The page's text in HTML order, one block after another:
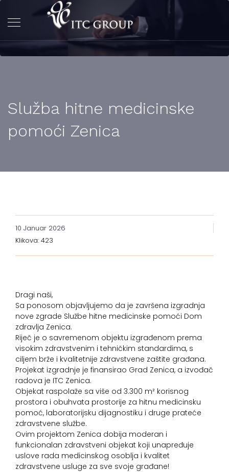
Služba hitne medicinske
pomoći Zenica
10 Januar 2026
Klikova: 423
Dragi naši,
Sa ponosom objavljujemo da je završena izgradnja
nove zgrade Službe hitne medicinske pomoći Dom
zdravlja Zenica.
Riječ je o savremenom objektu izgrađenom prema
visokim zdravstvenim i tehničkim standardima, s
ciljem brže i kvalitetnije zdravstvene zaštite građana.
Projekat izgradnje je finansirao Grad Zenica, a izvođač
radova je ITC Zenica.
Objekat raspolaže sa više od 3.300 m² korisnog
prostora i obuhvata prostorije za hitnu medicinsku
pomoć, laboratorijsku dijagnostiku i druge prateće
zdravstvene službe.
Ovim projektom Zenica dobija moderan i
funkcionalan zdravstveni objekat koji unapređuje
uslove rada medicinskog osoblja i kvalitet
zdravstvene usluge za sve svoje građane!